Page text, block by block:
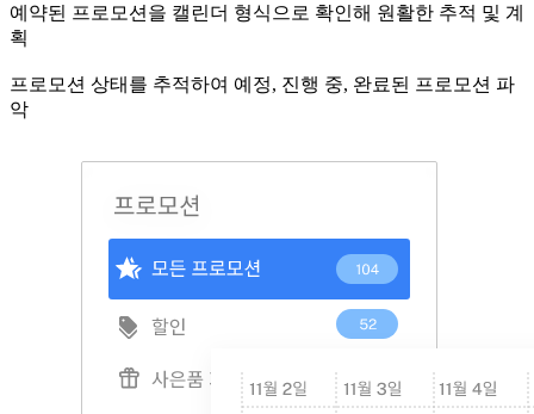
예약된 프로모션을 캘린더 형식으로 확인해 원활한 추적 및 계
획
프로모션 상태를 추적하여 예정, 진행 중, 완료된 프로모션 파
악